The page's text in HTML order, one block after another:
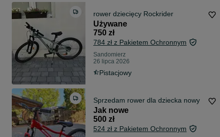
rower dziecięcy Rockrider
Używane
750 zł
784 zł z Pakietem Ochronnym
Sandomierz
26 lipca 2026
Pistacjowy
Sprzedam rower dla dziecka nowy
Jak nowe
500 zł
524 zł z Pakietem Ochronnym